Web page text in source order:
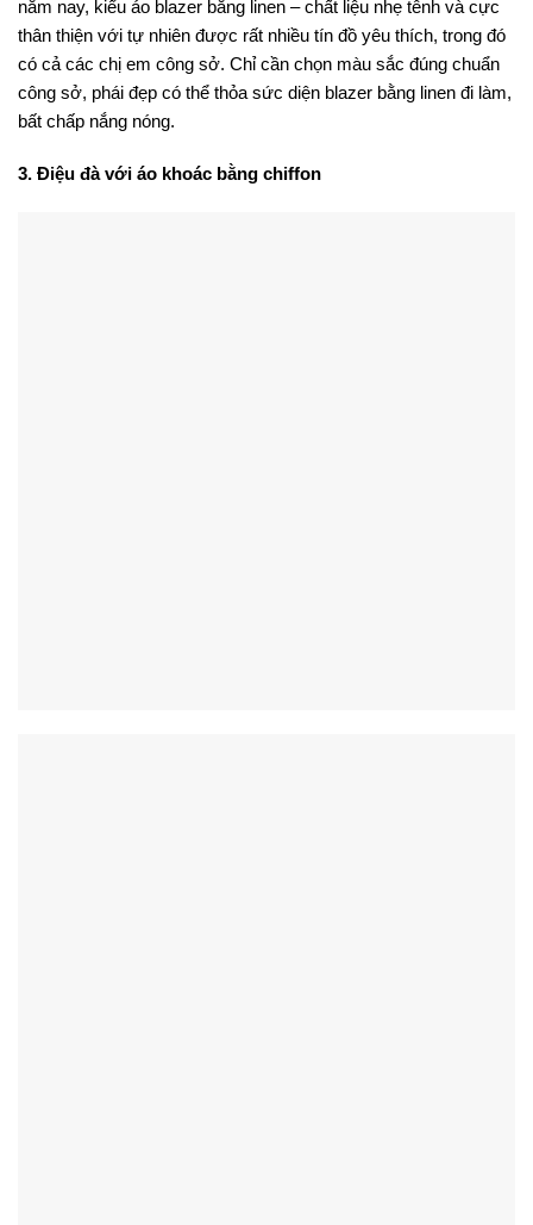
năm nay, kiểu áo blazer bằng linen – chất liệu nhẹ tênh và cực
thân thiện với tự nhiên được rất nhiều tín đồ yêu thích, trong đó
có cả các chị em công sở. Chỉ cần chọn màu sắc đúng chuẩn
công sở, phái đẹp có thể thỏa sức diện blazer bằng linen đi làm,
bất chấp nắng nóng.
3. Điệu đà với áo khoác bằng chiffon